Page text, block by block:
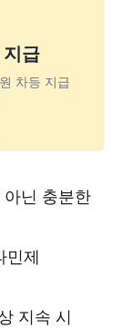
급
차등 지급
닌 충분한
민제
지속 시